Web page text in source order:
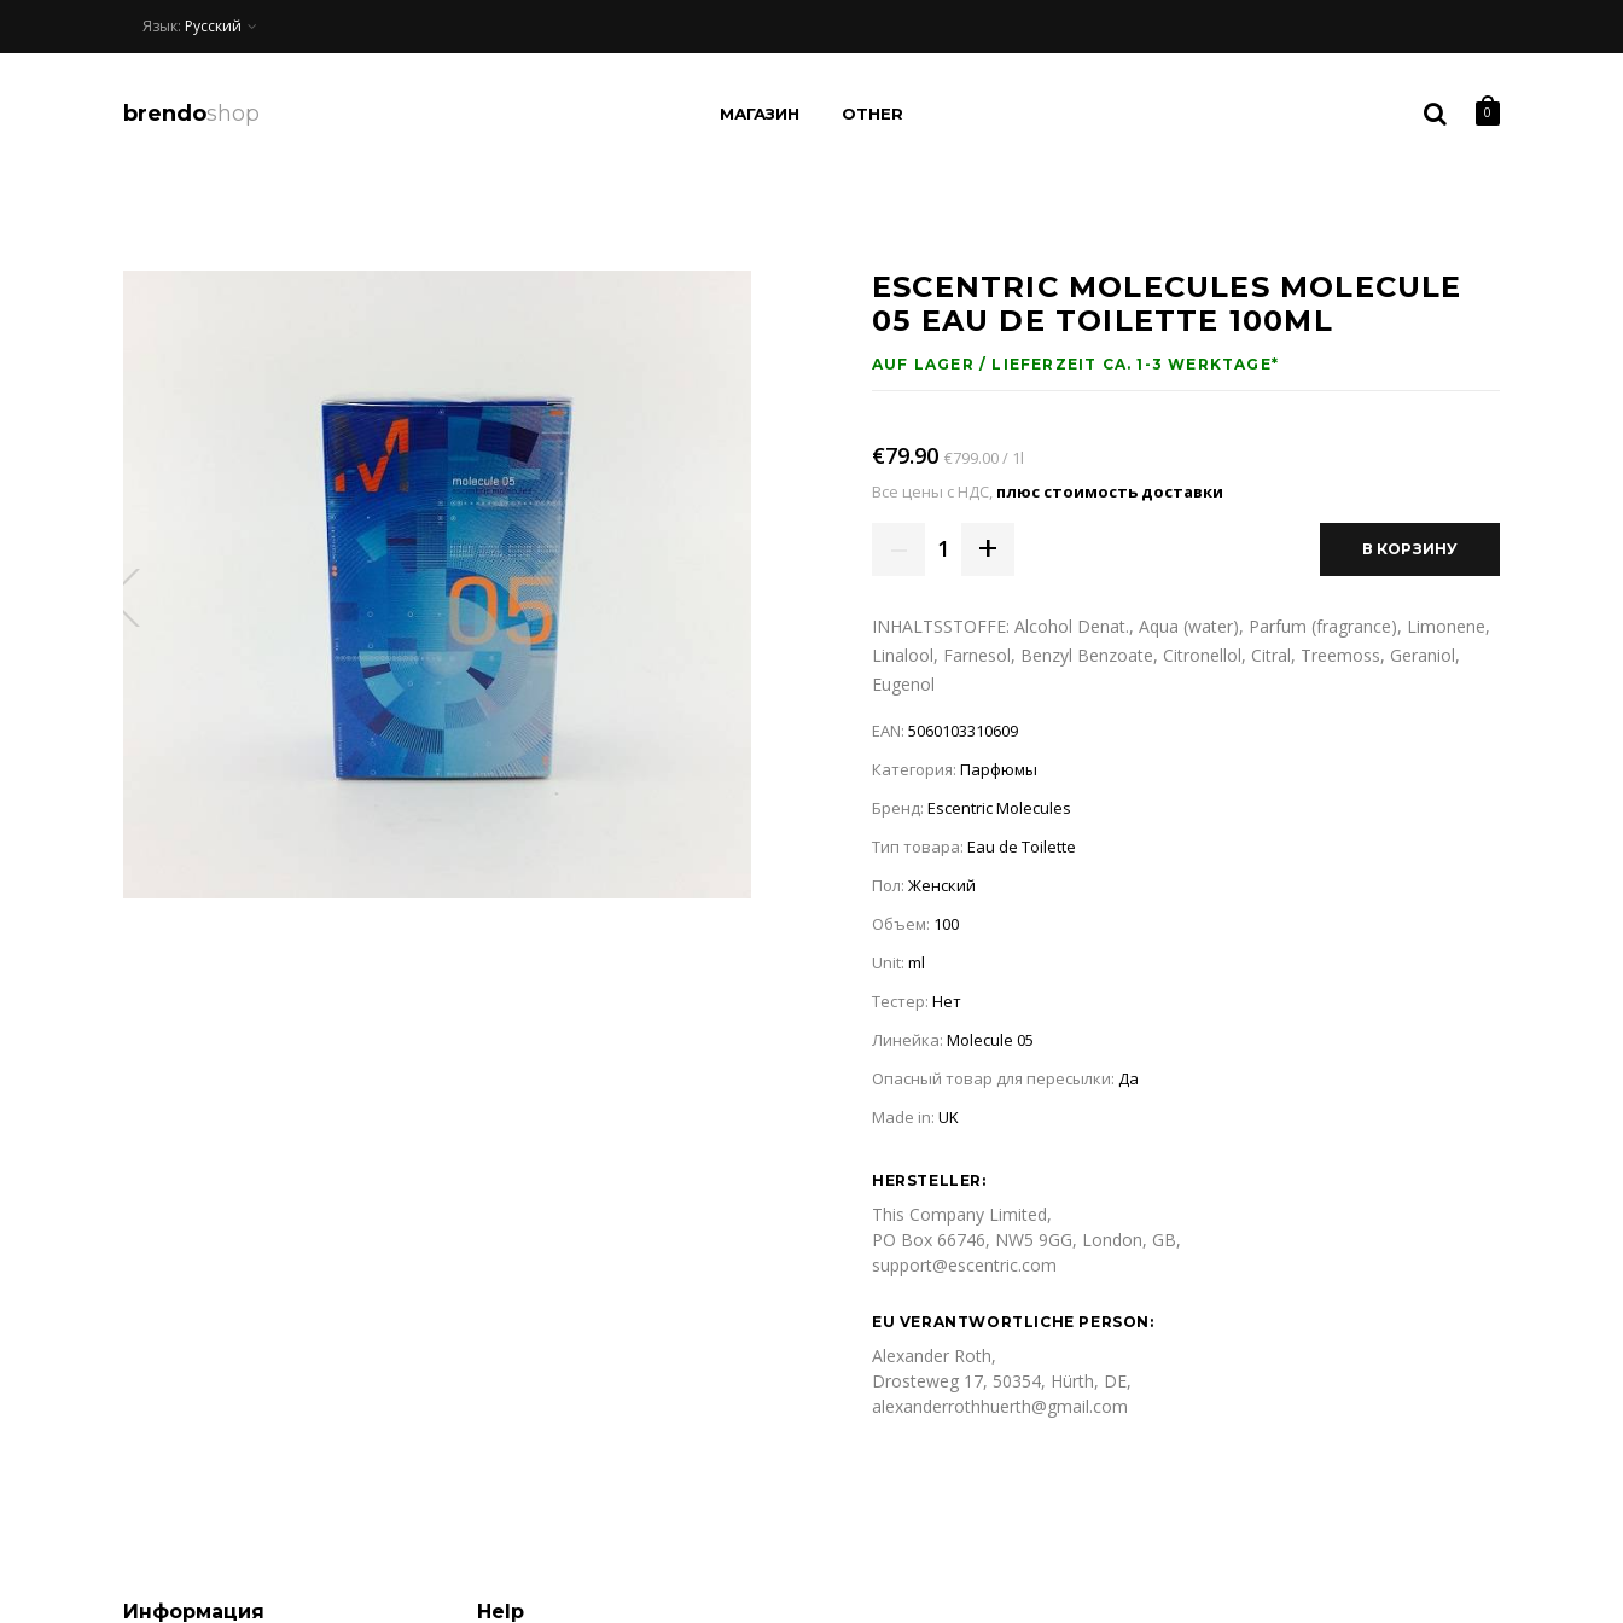
Язык: Русский
brendoshop МАГАЗИН OTHER 0
ESCENTRIC MOLECULES MOLECULE
05 EAU DE TOILETTE 100ML
AUF LAGER / LIEFERZEIT CA. 1-3 WERKTAGE*
€79.90 €799.00 / 1l
Все цены с НДС, плюс стоимость доставки
1 + В КОРЗИНУ
INHALTSSTOFFE: Alcohol Denat., Aqua (water), Parfum (fragrance), Limonene,
Linalool, Farnesol, Benzyl Benzoate, Citronellol, Citral, Treemoss, Geraniol,
Eugenol
EAN: 5060103310609
Категория: Парфюмы
Бренд: Escentric Molecules
Тип товара: Eau de Toilette
Пол: Женский
Объем: 100
Unit: ml
Тестер: Нет
Линейка: Molecule 05
Опасный товар для пересылки: Да
Made in: UK
HERSTELLER:
This Company Limited,
PO Box 66746, NW5 9GG, London, GB,
support@escentric.com
EU VERANTWORTLICHE PERSON:
Alexander Roth,
Drosteweg 17, 50354, Hürth, DE,
alexanderrothhuerth@gmail.com
Информация Help